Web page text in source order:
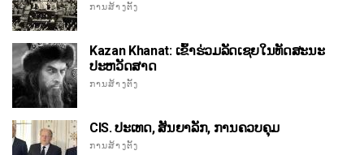
ການສ້າງຕັ້ງ
Kazan Khanat: ເຂົ້າຮ່ວມລັດເຊຍໃນທັດສະນະ
ປະຫວັດສາດ
ການສ້າງຕັ້ງ
CIS. ປະເທດ, ສັນຍາລັກ, ການຄວບຄຸມ
ການສ້າງຕັ້ງ